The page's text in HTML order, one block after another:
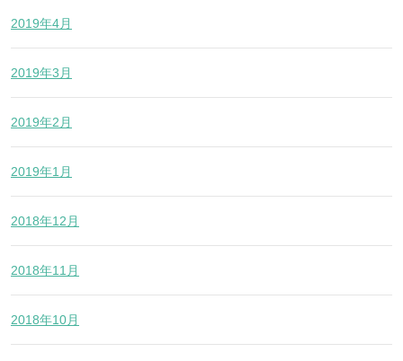
2019年4月
2019年3月
2019年2月
2019年1月
2018年12月
2018年11月
2018年10月